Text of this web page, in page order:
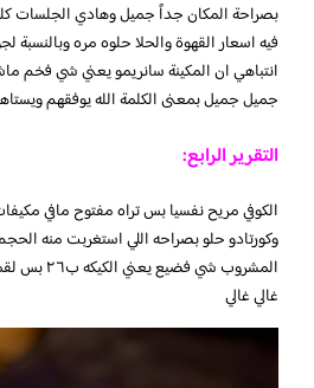
بصراحة المكان جداً جميل وهادي الجلسات
فيه اسعار القهوة والحلا حلوه مره وبالنسبة
انتباهي ان المكينة سانريمو يعني شي فخم
جميل جميل بمعنى الكلمة الله يوفقهم
التقرير الرابع:
الكوفي مريح نفسيا بس تراه مفتوح مافي
وكورتادو حلو بصراحه اللي استغربت منه
المشروب شي
غالي غالي